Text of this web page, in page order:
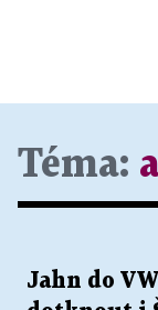
Téma:
Jahn do